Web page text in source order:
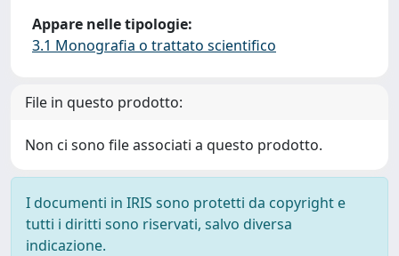
Appare nelle tipologie:
3.1 Monografia o trattato scientifico
File in questo prodotto:
Non ci sono file associati a questo prodotto.
I documenti in IRIS sono protetti da copyright e
tutti i diritti sono riservati, salvo diversa
indicazione.